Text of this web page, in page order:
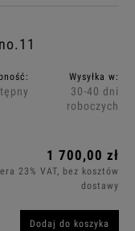
Wysyłka w:
30-40 dni
roboczych
1 700,00 zł
23% VAT, bez kosztów
dostawy
Dodaj do koszyka